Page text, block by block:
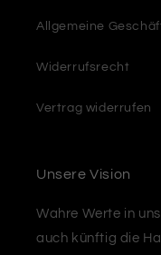
Allgemeine
Widerrufsrecht
Vertrag widerrufen
Unsere Vision
Wahre Werte in
auch künftig die